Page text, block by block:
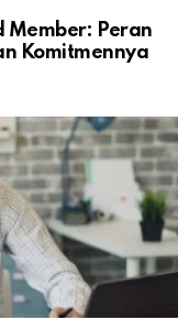
Member: Peran
Komitmennya